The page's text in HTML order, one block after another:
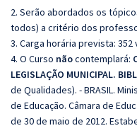
2. Serão abordados os
todos) a critério dos
3. Carga horária prevista:
4. O Curso nãocontemplará:
LEGISLAÇÃO MUNICIPAL.
de Qualidades). - BRASIL.
de Educação. Câmara de
de 30 de maio de 2012.